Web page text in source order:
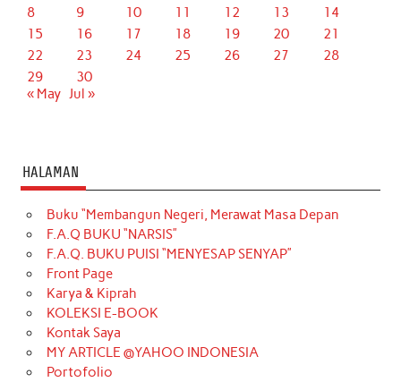
8
9 10 11 12 13
14
15
16 17 18 19 20
21
22
23 24 25 26 27
28
29
30
« May Jul »
HALAMAN
Buku “Membangun Negeri, Merawat Masa Depan
F.A.Q BUKU “NARSIS”
F.A.Q. BUKU PUISI “MENYESAP SENYAP”
Front Page
Karya & Kiprah
KOLEKSI E-BOOK
Kontak Saya
MY ARTICLE @YAHOO INDONESIA
Portofolio